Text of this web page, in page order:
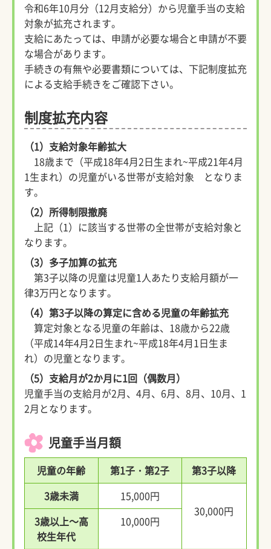
令和6年10月分（12月支給分）から児童手当の支給
対象が拡充されます。
支給にあたっては、申請が必要な場合と申請が不要
な場合があります。
手続きの有無や必要書類については、下記制度拡充
による支給手続きをご確認下さい。
制度拡充内容
（1）支給対象年齢拡大
18歳まで（平成18年4月2日生まれ~平成21年4月
1生まれ）の児童がいる世帯が支給対象 となりま
す。
（2）所得制限撤廃
上記（1）に該当する世帯の全世帯が支給対象と
なります。
（3）多子加算の拡充
第3子以降の児童は児童1人あたり支給月額が一
律3万円となります。
（4）第3子以降の算定に含める児童の年齢拡充
算定対象となる児童の年齢は、18歳から22歳
（平成14年4月2日生まれ~平成18年4月1日生ま
れ）の児童となります。
（5）支給月が2か月に1回（偶数月）
児童手当の支給月が2月、4月、6月、8月、10月、1
2月となります。
児童手当月額
児童の年齢 第1子・第2子
第3子以降
3歳未満
15,000円
30,000円
3歳以上～高
校生年代
10,000円